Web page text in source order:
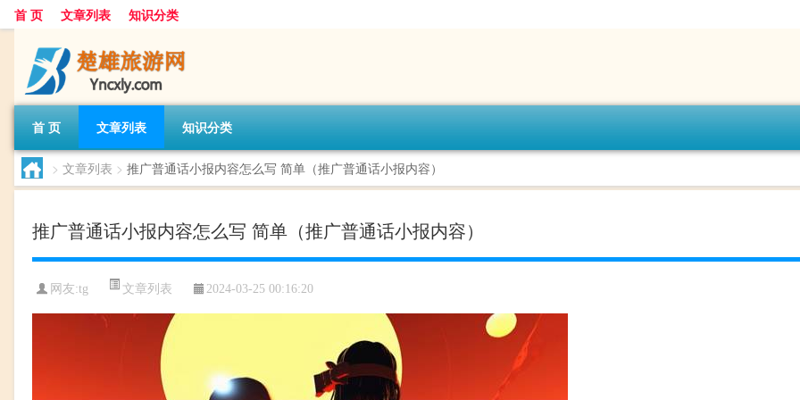
首 页 文章列表 知识分类
首 页 文章列表 知识分类
> 文章列表 > 推广普通话小报内容怎么写 简单（推广普通话小报内容）
推广普通话小报内容怎么写 简单（推广普通话小报内容）
网友:tg 文章列表 2024-03-25 00:16:20